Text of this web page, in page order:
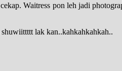
Waitress pon leh jadi
lak kan..kahkahkahkah..